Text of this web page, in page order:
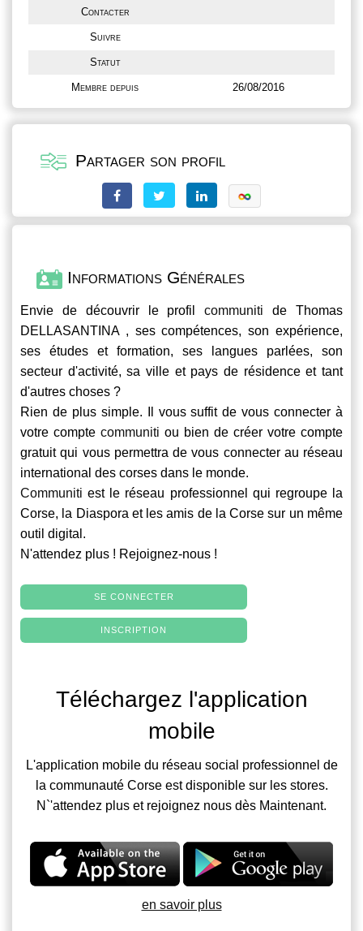
Contacter
Suivre
Statut
Membre depuis 26/08/2016
Partager son profil
Informations Générales
Envie de découvrir le profilcommuniti de Thomas
DELLASANTINA , ses compétences, son expérience,
ses études et formation, ses langues parlées, son
secteur d'activité, sa ville et pays de résidence et tant
d'autres choses ?
Rien de plus simple. Il vous suffit de vous connecter à
votre compte communiti ou bien de créer votre compte
gratuit qui vous permettra de vous connecter au réseau
international des corses dans le monde.
Communiti est le réseau professionnel qui regroupe la
Corse, la Diaspora et les amis de la Corse sur un même
outil digital.
N'attendez plus ! Rejoignez-nous !
SE CONNECTER
INSCRIPTION
Téléchargez l'application
mobile
L'application mobile du réseau social professionnel de
la communauté Corse est disponible sur les stores.
N`'attendez plus et rejoignez nous dès Maintenant.
en savoir plus